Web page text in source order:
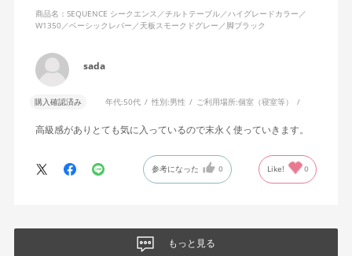
商品名：SEQUENCE シークエンス／チルトテーブル／ハイグレードカラー／
W1350／ベーシックレバー／天板スモークドグレー／脚ブラック
sada
購入確認済み 年代:50代 性別:男性 ご利用場所:個室（寝室等）
高級感がありとても気に入っているので末永く使っていきます。
参考になった 0 Like! 0
もっと見る